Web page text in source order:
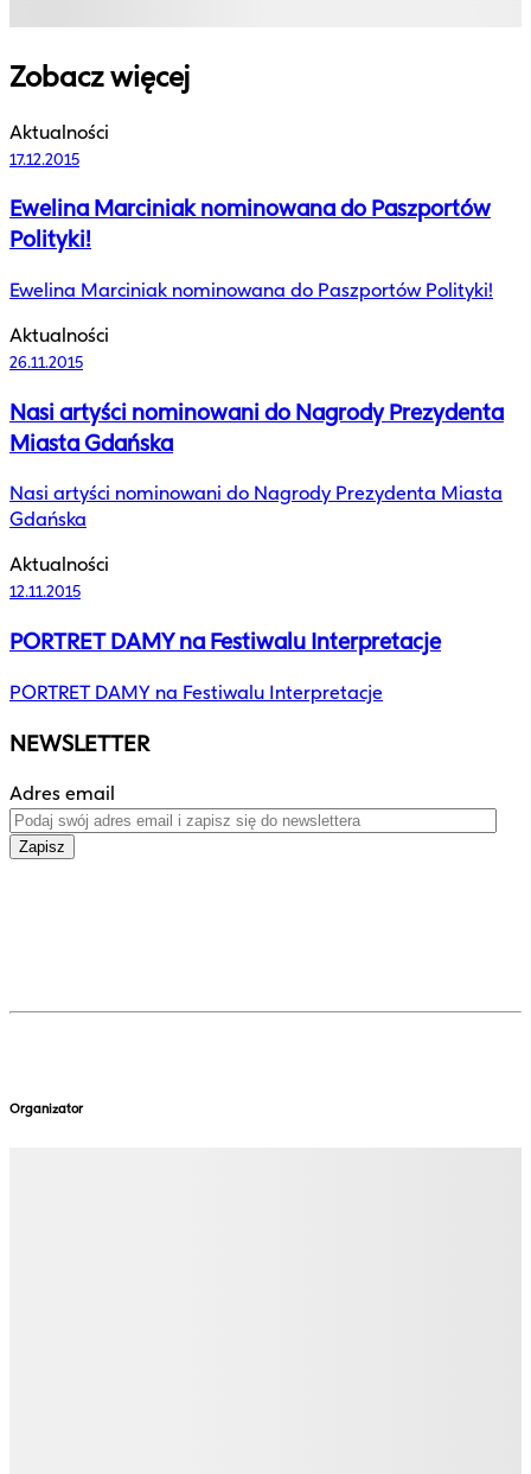
Zobacz więcej
Aktualności
17.12.2015
Ewelina Marciniak nominowana do Paszportów
Polityki!
Ewelina Marciniak nominowana do Paszportów Polityki!
Aktualności
26.11.2015
Nasi artyści nominowani do Nagrody Prezydenta
Miasta Gdańska
Nasi artyści nominowani do Nagrody Prezydenta Miasta
Gdańska
Aktualności
12.11.2015
PORTRET DAMY na Festiwalu Interpretacje
PORTRET DAMY na Festiwalu Interpretacje
NEWSLETTER
Adres email
Zapisz
Organizator